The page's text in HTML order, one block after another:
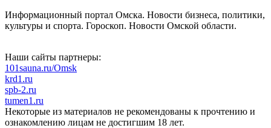
Информационный портал Омска. Новости бизнеса, политики,
культуры и спорта. Гороскоп. Новости Омской области.
Наши сайты партнеры:
101sauna.ru/Omsk
krd1.ru
spb-2.ru
tumen1.ru
Некоторые из материалов не рекомендованы к прочтению и
ознакомлению лицам не достигшим 18 лет.